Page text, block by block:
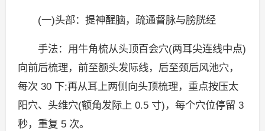
(一)头部：提神醒脑，疏通督脉与膀胱经
手法：用牛角梳从头顶百会穴(两耳尖连线中点)
向前后梳理，前至额头发际线，后至颈后风池穴，
每次 30 下;再从耳上两侧向头顶梳理，重点按压太
阳穴、头维穴(额角发际上 0.5 寸)，每个穴位停留 3
秒，重复 5 次。